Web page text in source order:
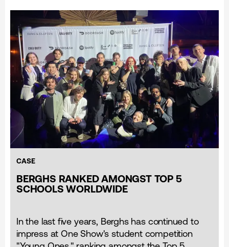
CASE
BERGHS RANKED AMONGST TOP 5
SCHOOLS WORLDWIDE
In the last five years, Berghs has continued to
impress at One Show's student competition